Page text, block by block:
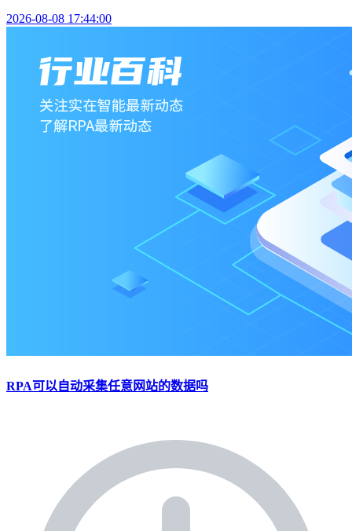
2026-08-08 17:44:00
RPA可以自动采集任意网站的数据吗